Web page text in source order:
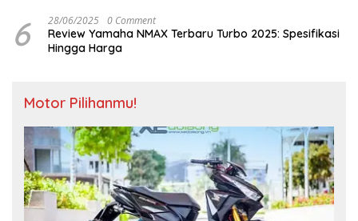
6 28/06/2025 0 Comment
Review Yamaha NMAX Terbaru Turbo 2025: Spesifikasi
Hingga Harga
Motor Pilihanmu!